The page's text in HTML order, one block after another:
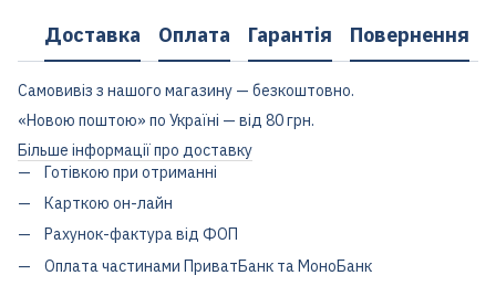
Доставка Оплата Гарантія Повернення
Самовивіз з нашого магазину — безкоштовно.
«Новою поштою» по Україні — від 80 грн.
Більше інформації про доставку
Готівкою при отриманні
Карткою он-лайн
Рахунок-фактура від ФОП
Оплата частинами ПриватБанк та МоноБанк